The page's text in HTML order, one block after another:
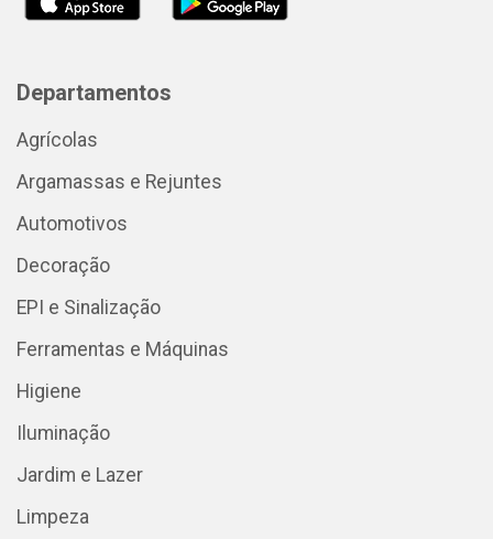
Departamentos
Agrícolas
Argamassas e Rejuntes
Automotivos
Decoração
EPI e Sinalização
Ferramentas e Máquinas
Higiene
Iluminação
Jardim e Lazer
Limpeza